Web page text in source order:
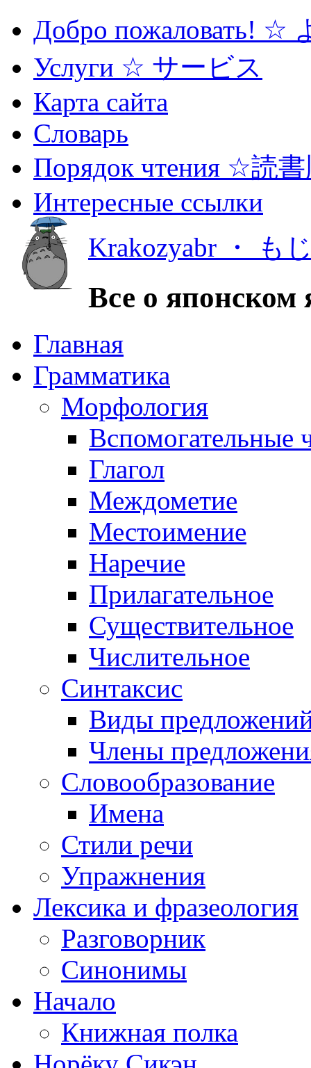
Добро пожаловать! ☆
Услуги ☆ サービス
Карта сайта
Словарь
Порядок чтения ☆読
Интересные ссылки
Krakozyabr ・ も
Все о японском
Главная
Грамматика
Морфология
Вспомогательные
Глагол
Междометие
Местоимение
Наречие
Прилагательное
Существительное
Числительное
Синтаксис
Виды
Члены
Словообразование
Имена
Стили речи
Упражнения
Лексика и фразеология
Разговорник
Синонимы
Начало
Книжная полка